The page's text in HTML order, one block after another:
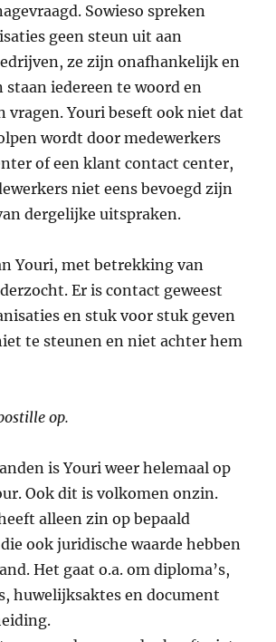
Sowieso spreken
geen steun uit aan
ze zijn onafhankelijk en
iedereen te woord en
vragen. Youri beseft ook niet dat
wordt door medewerkers
of een klant contact center,
niet eens bevoegd zijn
dergelijke uitspraken.
Youri, met betrekking van
Er is contact geweest
en stuk voor stuk geven
te steunen en niet achter hem
op.
is Youri weer helemaal op
Ook dit is volkomen onzin.
alleen zin op bepaald
ook juridische waarde hebben
Het gaat o.a. om diploma’s,
huwelijksaktes en document